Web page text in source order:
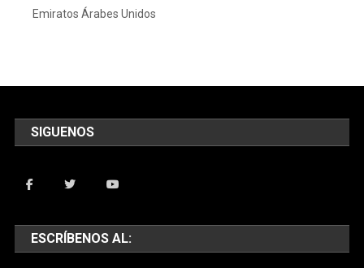
Emiratos Árabes Unidos
SIGUENOS
ESCRÍBENOS AL: